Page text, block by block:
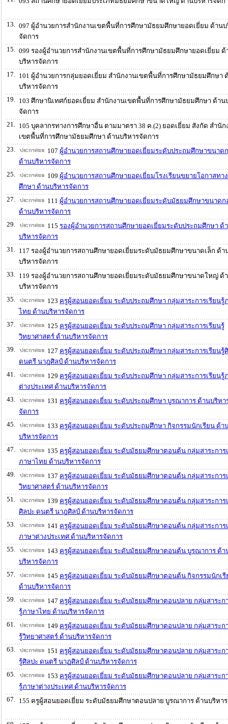
13.
097 ผู้อำนวยการสำนักงานเขตพื้นที่การศึกษามัธยมศึกษายอดเยี่ยม ด้านบ
จัดการ
15.
099 รองผู้อำนวยการสำนักงานเขตพื้นที่การศึกษามัธยมศึกษายอดเยี่ยม ด้
บริหารจัดการ
17.
101 ผู้อำนวยการกลุ่มยอดเยี่ยม สำนักงานเขตพื้นที่การศึกษามัธยมศึกษา
บริหารจัดการ
19.
103 ศึกษานิเทศก์ยอดเยี่ยม สำนักงานเขตพื้นที่การศึกษามัธยมศึกษา ด้าน
จัดการ
21.
105 บุคลากรทางการศึกษาอื่น ตามมาตรา 38 ค.(2) ยอดเยี่ยม สังกัด สำนัก
เขตพื้นที่การศึกษามัธยมศึกษา ด้านบริหารจัดการ
23.
107 ผู้อำนวยการสถานศึกษายอดเยี่ยมระดับประถมศึกษาขนาด
ด้านบริหารจัดการ
25.
109 ผู้อำนวยการสถานศึกษายอดเยี่ยมโรงเรียนขยายโอกาสทา
ศึกษา ด้านบริหารจัดการ
27.
111 ผู้อำนวยการสถานศึกษายอดเยี่ยมระดับมัธยมศึกษาขนาดก
ด้านบริหารจัดการ
29.
115 รองผู้อำนวยการสถานศึกษายอดเยี่ยมระดับประถมศึกษา ด้
บริหารจัดการ
31.
117 รองผู้อำนวยการสถานศึกษายอดเยี่ยมระดับมัธยมศึกษาขนาดเล็ก ด้า
บริหารจัดการ
33.
119 รองผู้อำนวยการสถานศึกษายอดเยี่ยมระดับมัธยมศึกษาขนาดใหญ่ ด้
บริหารจัดการ
35.
123 ครูผู้สอนยอดเยี่ยม ระดับประถมศึกษา กลุ่มสาระการเรียนรู้
ไทย ด้านบริหารจัดการ
37.
125 ครูผู้สอนยอดเยี่ยม ระดับประถมศึกษา กลุ่มสาระการเรียนรู้
วิทยาศาสตร์ ด้านบริหารจัดการ
39.
127 ครูผู้สอนยอดเยี่ยม ระดับประถมศึกษา กลุ่มสาระการเรียนรู้
ดนตรี นาฎศิลป์ ด้านบริหารจัดการ
41.
129 ครูผู้สอนยอดเยี่ยม ระดับประถมศึกษา กลุ่มสาระการเรียนรู้
ต่างประเทศ ด้านบริหารจัดการ
43.
131 ครูผู้สอนยอดเยี่ยม ระดับประถมศึกษา บูรณาการ ด้านบริหา
จัดการ
45.
133 ครูผู้สอนยอดเยี่ยม ระดับประถมศึกษา กิจกรรมนักเรียน ด้า
บริหารจัดการ
47.
135 ครูผู้สอนยอดเยี่ยม ระดับมัธยมศึกษาตอนต้น กลุ่มสาระการ
ภาษาไทย ด้านบริหารจัดการ
49.
137 ครูผู้สอนยอดเยี่ยม ระดับมัธยมศึกษาตอนต้น กลุ่มสาระการ
วิทยาศาสตร์ ด้านบริหารจัดการ
51.
139 ครูผู้สอนยอดเยี่ยม ระดับมัธยมศึกษาตอนต้น กลุ่มสาระการ
ศิลปะ ดนตรี นาฎศิลป์ ด้านบริหารจัดการ
53.
141 ครูผู้สอนยอดเยี่ยม ระดับมัธยมศึกษาตอนต้น กลุ่มสาระการ
ภาษาต่างประเทศ ด้านบริหารจัดการ
55.
143 ครูผู้สอนยอดเยี่ยม ระดับมัธยมศึกษาตอนต้น บูรณาการ ด้า
บริหารจัดการ
57.
145 ครูผู้สอนยอดเยี่ยม ระดับมัธยมศึกษาตอนต้น กิจกรรมนักเรี
ด้านบริหารจัดการ
59.
147 ครูผู้สอนยอดเยี่ยม ระดับมัธยมศึกษาตอนปลาย กลุ่มสาระก
รู้ภาษาไทย ด้านบริหารจัดการ
61.
149 ครูผู้สอนยอดเยี่ยม ระดับมัธยมศึกษาตอนปลาย กลุ่มสาระก
รู้วิทยาศาสตร์ ด้านบริหารจัดการ
63.
151 ครูผู้สอนยอดเยี่ยม ระดับมัธยมศึกษาตอนปลาย กลุ่มสาระก
รู้ศิลปะ ดนตรี นาฏศิลป์ ด้านบริหารจัดการ
65.
153 ครูผู้สอนยอดเยี่ยม ระดับมัธยมศึกษาตอนปลาย กลุ่มสาระก
รู้ภาษาต่างประเทศ ด้านบริหารจัดการ
67.
155 ครูผู้สอนยอดเยี่ยม ระดับมัธยมศึกษาตอนปลาย บูรณาการ ด้านบริหา